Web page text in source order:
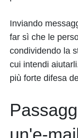
Inviando
far sì che le
condividendo la
cui intendi
più forte difesa